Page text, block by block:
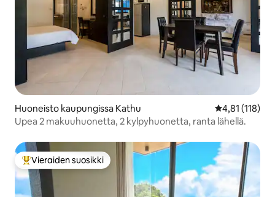
Huoneisto kaupungissa Kathu
4,81 (118)
Upea 2 makuuhuonetta, 2 kylpyhuonetta, ranta lähellä.
Vieraiden suosikkien parhaimmistoa
Vieraiden suosikki